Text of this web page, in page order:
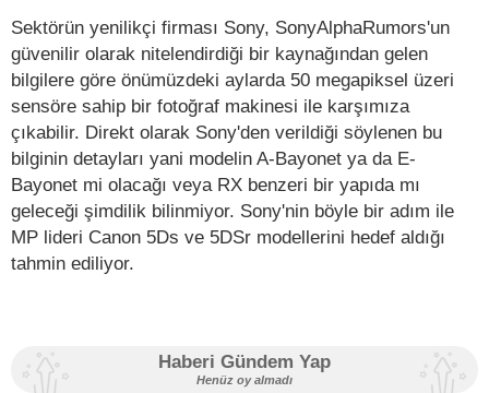
Sektörün yenilikçi firması Sony, SonyAlphaRumors'un
güvenilir olarak nitelendirdiği bir kaynağından gelen
bilgilere göre önümüzdeki aylarda 50 megapiksel üzeri
sensöre sahip bir fotoğraf makinesi ile karşımıza
çıkabilir. Direkt olarak Sony'den verildiği söylenen bu
bilginin detayları yani modelin A-Bayonet ya da E-
Bayonet mi olacağı veya RX benzeri bir yapıda mı
geleceği şimdilik bilinmiyor. Sony'nin böyle bir adım ile
MP lideri Canon 5Ds ve 5DSr modellerini hedef aldığı
tahmin ediliyor.
Haberi Gündem Yap
Henüz oy almadı